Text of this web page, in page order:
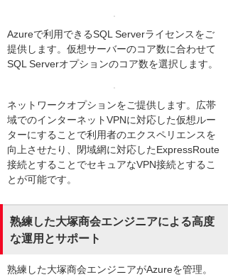
Azureで利用できるSQL Serverライセンスをご
提供します。仮想サーバーのコア数に合わせて
SQL Serverオプションのコア数を選択します。
ネットワークオプションをご提供します。広帯
域でのインターネットVPNに対応した仮想ルー
ターにすることで利用者のエクスペリエンスを
向上させたり、閉域網に対応したExpressRoute
接続とすることでセキュアなVPN接続とするこ
とが可能です。
熟練した大塚商会エンジニアによる高度
な運用とサポート
熟練した大塚商会エンジニアがAzureを管理。